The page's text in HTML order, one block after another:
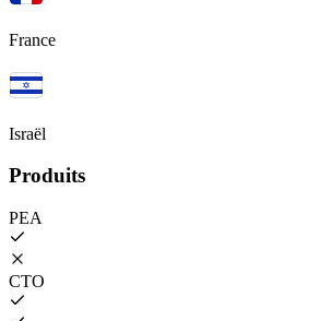
France
Israël
Produits
PEA
CTO